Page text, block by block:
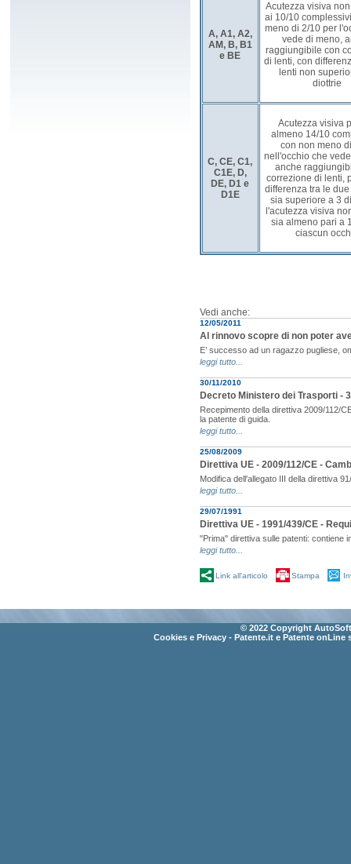
A, A1, A2,
AM, B, B1
e BE
Acutezza visiva
ai 10/10
meno di 2/10 per
vede di meno,
raggiungibile con
di lenti, con
lenti non
diottrie
C, CE, C1,
C1E, D,
DE, D1 e
D1E
Acutezza visiva
almeno 14/10
con non meno
nell'occhio che
anche
correzione di lenti,
differenza tra le
sia superiore a 3
l'acutezza visiva
sia almeno pari a
ciascun
Vedi anche:
12/05/2011
Al rinnovo scopre di non poter
E’ successo ad un ragazzo pugliese,
leggi tutto...
30/11/2010
Decreto Ministero dei Trasporti -
Recepimento della direttiva 2009/112/
la patente di guida.
leggi tutto...
25/08/2009
Direttiva UE - 2009/112/CE -
Modifica dell'allegato III della direttiva
leggi tutto...
29/07/1991
Direttiva UE - 1991/439/CE -
"Prima" direttiva sulle patenti: contiene
leggi tutto...
Link all'articolo Stampa
© 2022 Copyright
Cookies e Privacy - Patente.it e Patente onLine